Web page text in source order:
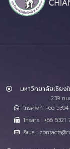
มหาวิทยาลัยเชียง
239 ถน
โทรศัพท์ :+66 5394
โทรสาร : +66 5321
อีเมล :